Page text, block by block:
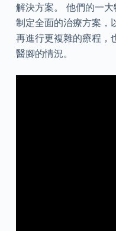
解決方案。 他們的一
制定全面的治療方案，
再進行更複雜的療程，
醫腳的情況。